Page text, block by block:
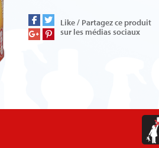
Like / Partagez ce produit
sur les médias sociaux